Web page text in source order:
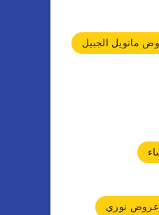
مانويل الجبيل
عروض نوري